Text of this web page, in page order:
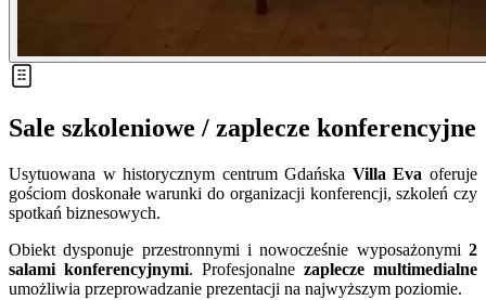
Sale szkoleniowe / zaplecze konferencyjne
Usytuowana w historycznym centrum Gdańska Villa Eva oferuje
gościom doskonałe warunki do organizacji konferencji, szkoleń czy
spotkań biznesowych.
Obiekt dysponuje przestronnymi i nowocześnie wyposażonymi 2
salami konferencyjnymi. Profesjonalne zaplecze multimedialne
umożliwia przeprowadzanie prezentacji na najwyższym poziomie.